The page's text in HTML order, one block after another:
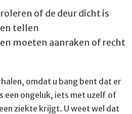
of de deur dicht is
tellen
moeten aanraken of recht
omdat u bang bent dat er
een ongeluk, iets met uzelf of
ziekte krijgt. U weet wel dat